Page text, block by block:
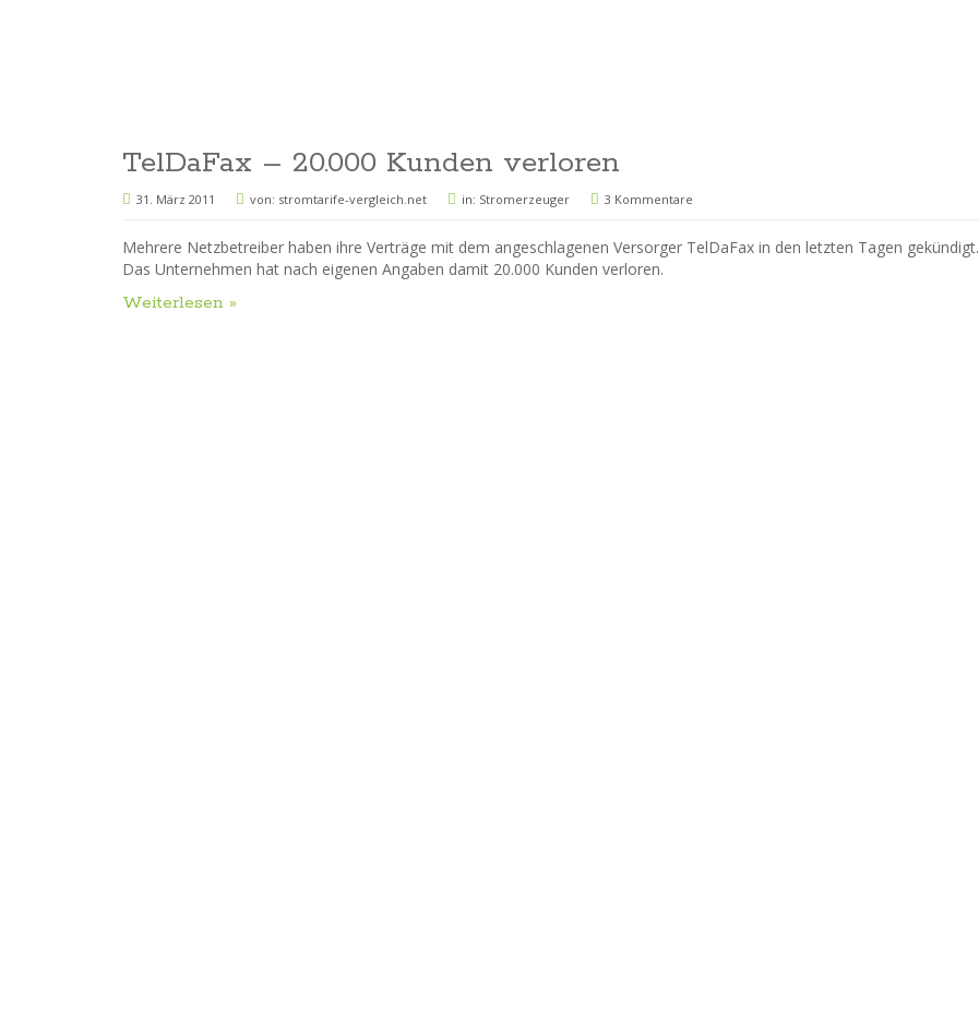
TelDaFax – 20.000 Kunden verloren
31. März 2011 von: stromtarife-vergleich.net in: Stromerzeuger 3 Kommentare
Mehrere Netzbetreiber haben ihre Verträge mit dem angeschlagenen Versorger TelDaFax in den letzten Tagen gekündigt.
Das Unternehmen hat nach eigenen Angaben damit 20.000 Kunden verloren.
Weiterlesen »